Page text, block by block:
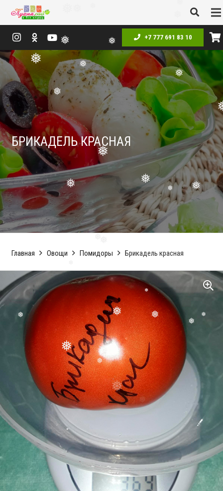
❅
❅
❅
❅
❅
❅
❅
❅
❅
❅
❅
❅
❅
❅
❅
❅
❅
❅
❅
❅
❅ +7 777 691 83 10
БРИКАДЕЛЬ КРАСНАЯ
Главная Овощи Помидоры Брикадель красная